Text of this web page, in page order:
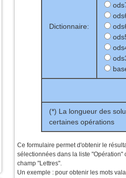
Dictionnaire:
(*) La longueur des
certaines opérations
Ce formulaire permet d'obtenir le
sélectionnées dans la liste
champ "Lettres".
Un exemple : pour obtenir les mots